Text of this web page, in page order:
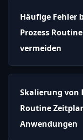
Häufige Fehler
Prozess
vermeiden
Skalierung von
Routine
Anwendungen